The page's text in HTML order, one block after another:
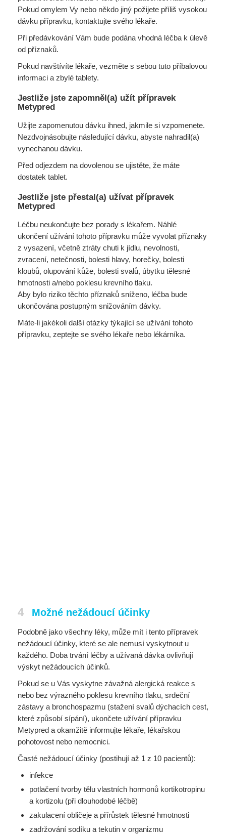
Pokud omylem Vy nebo někdo jiný požijete příliš vysokou
dávku přípravku, kontaktujte svého lékaře.
Při předávkování Vám bude podána vhodná léčba k úlevě
od příznaků.
Pokud navštívíte lékaře, vezměte s sebou tuto příbalovou
informaci a zbylé tablety.
Jestliže jste zapomněl(a) užít přípravek
Metypred
Užijte zapomenutou dávku ihned, jakmile si vzpomenete.
Nezdvojnásobujte následující dávku, abyste nahradil(a)
vynechanou dávku.
Před odjezdem na dovolenou se ujistěte, že máte
dostatek tablet.
Jestliže jste přestal(a) užívat přípravek
Metypred
Léčbu neukončujte bez porady s lékařem. Náhlé
ukončení užívání tohoto přípravku může vyvolat příznaky
z vysazení, včetně ztráty chuti k jídlu, nevolnosti,
zvracení, netečnosti, bolesti hlavy, horečky, bolesti
kloubů, olupování kůže, bolesti svalů, úbytku tělesné
hmotnosti a/nebo poklesu krevního tlaku.
Aby bylo riziko těchto příznaků sníženo, léčba bude
ukončována postupným snižováním dávky.
Máte-li jakékoli další otázky týkající se užívání tohoto
přípravku, zeptejte se svého lékaře nebo lékárníka.
4 Možné nežádoucí účinky
Podobně jako všechny léky, může mít i tento přípravek
nežádoucí účinky, které se ale nemusí vyskytnout u
každého. Doba trvání léčby a užívaná dávka ovlivňují
výskyt nežádoucích účinků.
Pokud se u Vás vyskytne závažná alergická reakce s
nebo bez výrazného poklesu krevního tlaku, srdeční
zástavy a bronchospazmu (stažení svalů dýchacích cest,
které způsobí sípání), ukončete užívání přípravku
Metypred a okamžitě informujte lékaře, lékařskou
pohotovost nebo nemocnici.
Časté nežádoucí účinky (postihují až 1 z 10 pacientů):
infekce
potlačení tvorby tělu vlastních hormonů kortikotropinu
a kortizolu (při dlouhodobé léčbě)
zakulacení obličeje a přírůstek tělesné hmotnosti
zadržování sodíku a tekutin v organizmu